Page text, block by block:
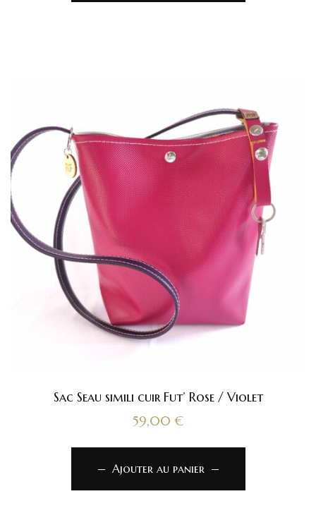
Sac Seau simili cuir Fut’ Rose / Violet
59,00 €
Ajouter au panier